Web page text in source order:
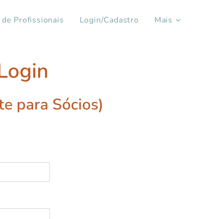
Profissionais Login/Cadastro Mais
para Sócios)